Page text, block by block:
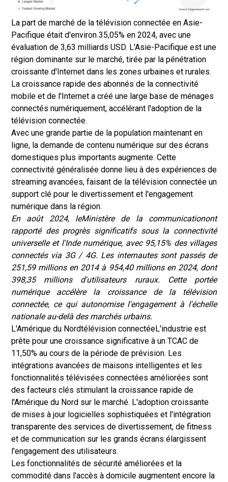
La part de marché de la télévision connectée en Asie-
Pacifique était d'environ 35,05% en 2024, avec une
évaluation de 3,63 milliards USD. L'Asie-Pacifique est une
région dominante sur le marché, tirée par la pénétration
croissante d'Internet dans les zones urbaines et rurales.
La croissance rapide des abonnés de la connectivité
mobile et de l'Internet a créé une large base de ménages
connectés numériquement, accélérant l'adoption de la
télévision connectée.
Avec une grande partie de la population maintenant en
ligne, la demande de contenu numérique sur des écrans
domestiques plus importants augmente. Cette
connectivité généralisée donne lieu à des expériences de
streaming avancées, faisant de la télévision connectée un
support clé pour le divertissement et l'engagement
numérique dans la région.
En août 2024, leMinistère de la communicationont
rapporté des progrès significatifs sous la connectivité
universelle et l'Inde numérique, avec 95,15% des villages
connectés via 3G / 4G. Les internautes sont passés de
251,59 millions en 2014 à 954,40 millions en 2024, dont
398,35 millions d'utilisateurs ruraux. Cette portée
numérique accélère la croissance de la télévision
connectée, ce qui autonomise l'engagement à l'échelle
nationale au-delà des marchés urbains.
L'Amérique du Nordtélévision connectéeL'industrie est
prête pour une croissance significative à un TCAC de
11,50% au cours de la période de prévision. Les
intégrations avancées de maisons intelligentes et les
fonctionnalités télévisées connectées améliorées sont
des facteurs clés stimulant la croissance rapide de
l'Amérique du Nord sur le marché. L'adoption croissante
de mises à jour logicielles sophistiquées et l'intégration
transparente des services de divertissement, de fitness
et de communication sur les grands écrans élargissent
l'engagement des utilisateurs.
Les fonctionnalités de sécurité améliorées et la
commodité dans l'accès à domicile augmentent encore la